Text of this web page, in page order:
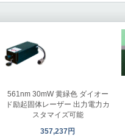
561nm 30mW 黄緑色 ダイオー
ド励起固体レーザー 出力電力カ
スタマイズ可能
357,237円